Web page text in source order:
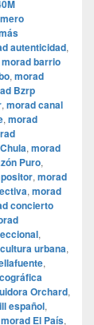
autenticidad,
morad barrio
, morad
Bzrp
, morad canal
, morad
, morad
Puro,
, morad
, morad
concierto
,
urbana,
,
Orchard,
español,
morad El País,